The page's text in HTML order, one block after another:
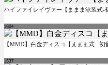
ハイファイレイヴァー【ままま泳装式-
1604
【MMD】白金ディスコ【ままま式 - 初
1537